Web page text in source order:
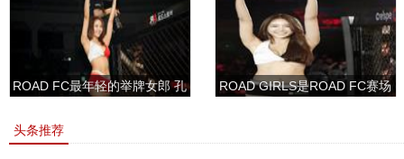
ROAD FC最年轻的举牌女郎 孔
ROAD GIRLS是ROAD FC赛场
头条推荐